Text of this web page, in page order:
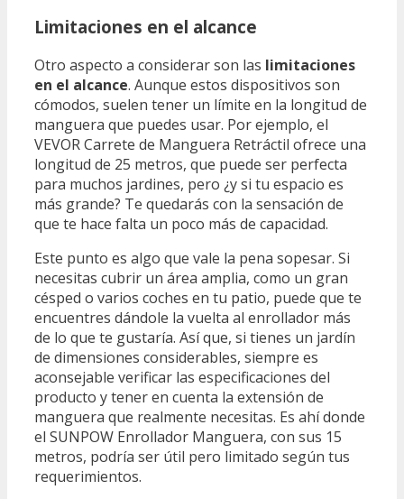
Limitaciones en el alcance
Otro aspecto a considerar son las limitaciones
en el alcance. Aunque estos dispositivos son
cómodos, suelen tener un límite en la longitud de
manguera que puedes usar. Por ejemplo, el
VEVOR Carrete de Manguera Retráctil ofrece una
longitud de 25 metros, que puede ser perfecta
para muchos jardines, pero ¿y si tu espacio es
más grande? Te quedarás con la sensación de
que te hace falta un poco más de capacidad.
Este punto es algo que vale la pena sopesar. Si
necesitas cubrir un área amplia, como un gran
césped o varios coches en tu patio, puede que te
encuentres dándole la vuelta al enrollador más
de lo que te gustaría. Así que, si tienes un jardín
de dimensiones considerables, siempre es
aconsejable verificar las especificaciones del
producto y tener en cuenta la extensión de
manguera que realmente necesitas. Es ahí donde
el SUNPOW Enrollador Manguera, con sus 15
metros, podría ser útil pero limitado según tus
requerimientos.